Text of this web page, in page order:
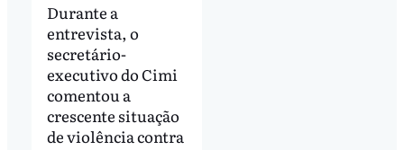
Durante a
entrevista, o
secretário-
executivo do Cimi
comentou a
crescente situação
de violência contra